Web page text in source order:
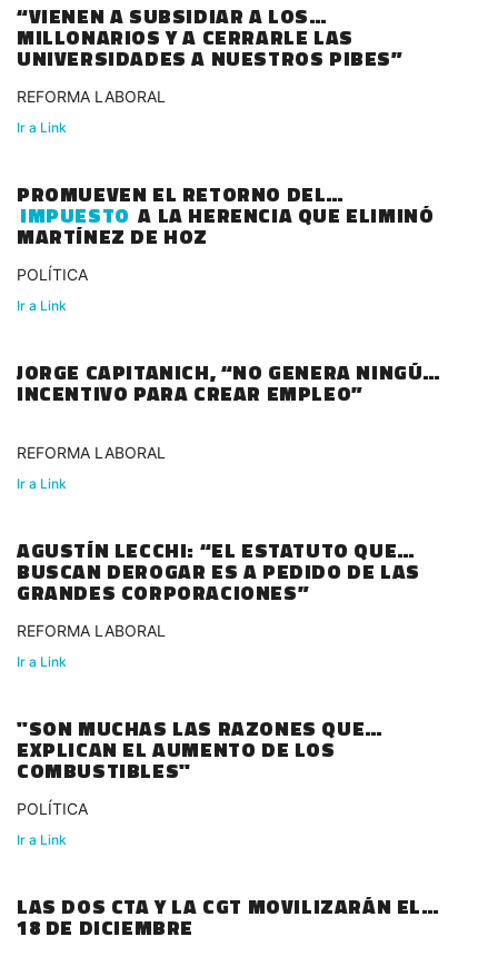
“VIENEN A SUBSIDIAR A LOS
MILLONARIOS Y A CERRARLE LAS
UNIVERSIDADES A NUESTROS PIBES”
REFORMA LABORAL
Ir a Link
PROMUEVEN EL RETORNO DEL
IMPUESTO A LA HERENCIA QUE ELIMINÓ
MARTÍNEZ DE HOZ
POLÍTICA
Ir a Link
JORGE CAPITANICH, “NO GENERA NINGÚN
INCENTIVO PARA CREAR EMPLEO”
REFORMA LABORAL
Ir a Link
AGUSTÍN LECCHI: “EL ESTATUTO QUE
BUSCAN DEROGAR ES A PEDIDO DE LAS
GRANDES CORPORACIONES”
REFORMA LABORAL
Ir a Link
"SON MUCHAS LAS RAZONES QUE
EXPLICAN EL AUMENTO DE LOS
COMBUSTIBLES"
POLÍTICA
Ir a Link
LAS DOS CTA Y LA CGT MOVILIZARÁN EL
18 DE DICIEMBRE